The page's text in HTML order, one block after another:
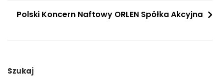
Polski Koncern Naftowy ORLEN Spółka Akcyjna
Szukaj